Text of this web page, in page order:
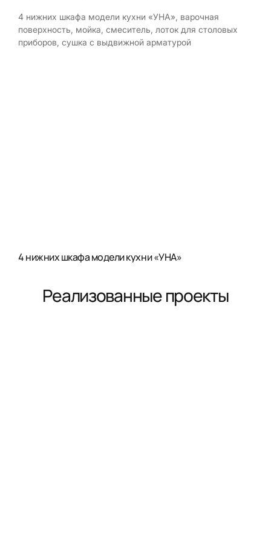
4 нижних шкафа модели кухни «УНА», варочная
поверхность, мойка, смеситель, лоток для столовых
приборов, сушка с выдвижной арматурой
4 нижних шкафа модели кухни «УНА»
Реализованные проекты